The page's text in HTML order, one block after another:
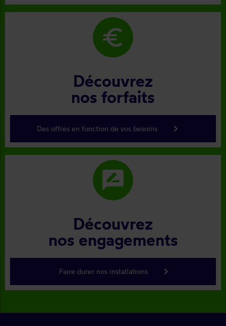
euro
Découvrez
nos forfaits
Des offres en fonction de vos besoins keyboard_arrow_right
rate_review
Découvrez
nos engagements
Faire durer nos installations keyboard_arrow_right